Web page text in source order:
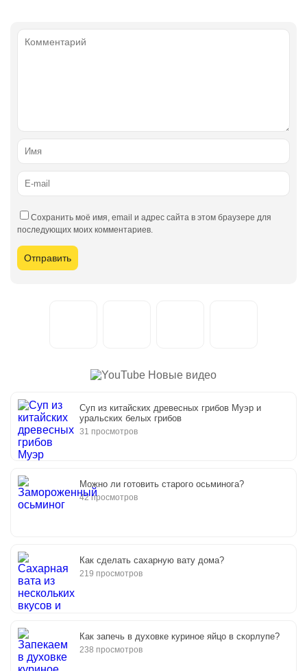
Сохранить моё имя, email и адрес сайта в этом браузере для
последующих моих комментариев.
Новые видео
Суп из китайских древесных грибов Муэр и
уральских белых грибов
31 просмотров
Можно ли готовить старого осьминога?
42 просмотров
Как сделать сахарную вату дома?
219 просмотров
Как запечь в духовке куриное яйцо в скорлупе?
238 просмотров